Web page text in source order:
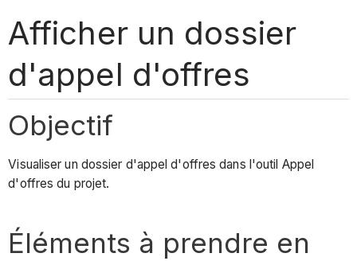
Afficher un dossier
d'appel d'offres
Objectif
Visualiser un dossier d'appel d'offres dans l'outil Appel
d'offres du projet.
Éléments à prendre en